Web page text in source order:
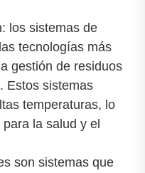
los sistemas de
tecnologías más
gestión de residuos
Estos sistemas
temperaturas, lo
la salud y el
son sistemas que